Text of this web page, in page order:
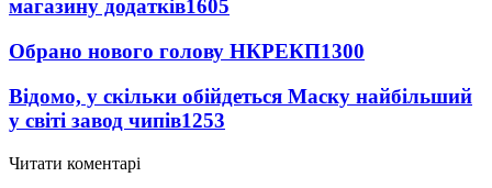
магазину додатків1605
Обрано нового голову НКРЕКП1300
Відомо, у скільки обійдеться Маску найбільший
у світі завод чипів1253
Читати коментарі